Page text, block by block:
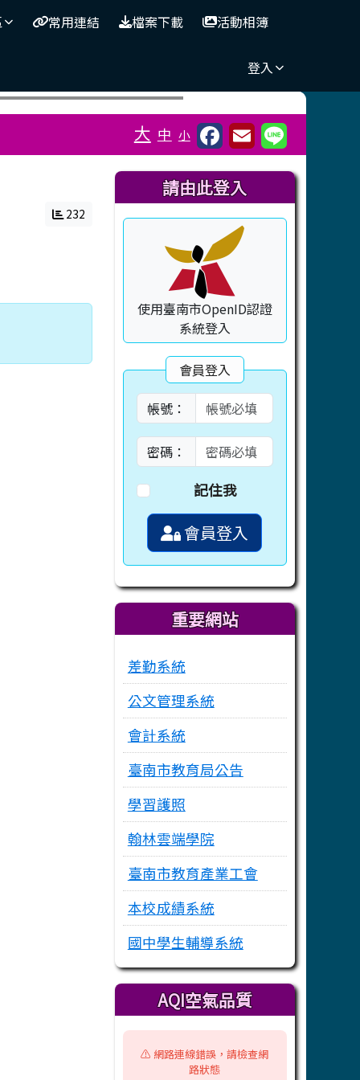
常用連結 檔案下載 活動相簿
登入
⏸
大 中 小
232
右邊區域內容
請由此登入
使用臺南市OpenID認證
系統登入
會員登入
帳號：
密碼：
記住我
會員登入
重要網站
差勤系統
公文管理系統
會計系統
臺南市教育局公告
學習護照
翰林雲端學院
臺南市教育產業工會
本校成績系統
國中學生輔導系統
AQI空氣品質
⚠️ 網路連線錯誤，請檢查網
路狀態